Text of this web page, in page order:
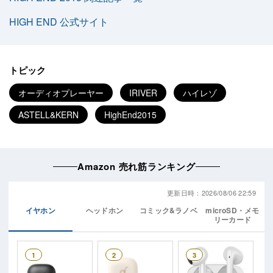
HIGH END 公式サイト
トピック
オーディオプレーヤー IRIVER
ハイレゾ
ASTELL&KERN
HighEnd2015